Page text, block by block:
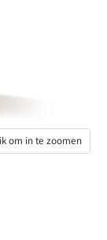
om in te zoomen